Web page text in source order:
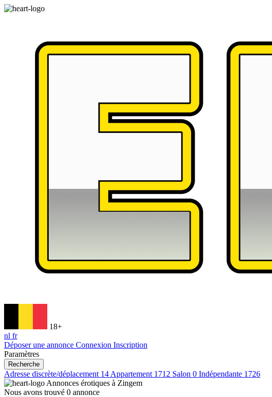
18+
nl fr
Déposer une annonce Connexion Inscription
Paramètres
Recherche
Adresse discrète/déplacement 14 Appartement 1712 Salon 0 Indépendante 1726
Annonces érotiques à Zingem
Nous avons trouvé 0 annonce